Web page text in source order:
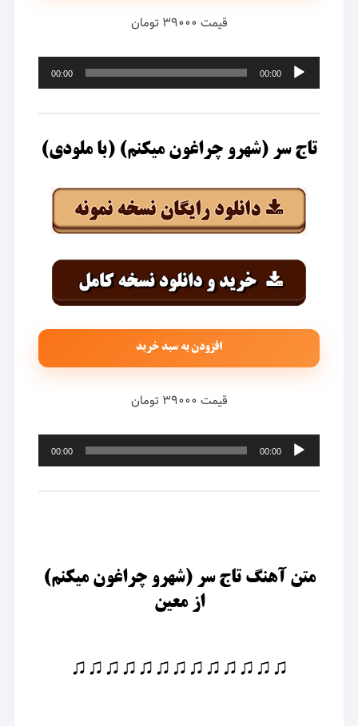
قیمت ۳۹۰۰۰ تومان
پخش‌کننده
صوت
00:00
00:00
تاج سر (شهرو چراغون میکنم) (با ملودی)
افزودن به سبد خرید
قیمت ۳۹۰۰۰ تومان
پخش‌کننده
صوت
00:00
00:00
متن آهنگ تاج سر (شهرو چراغون میکنم)
از معین
♫♫♫♫♫♫♫♫♫♫♫♫♫